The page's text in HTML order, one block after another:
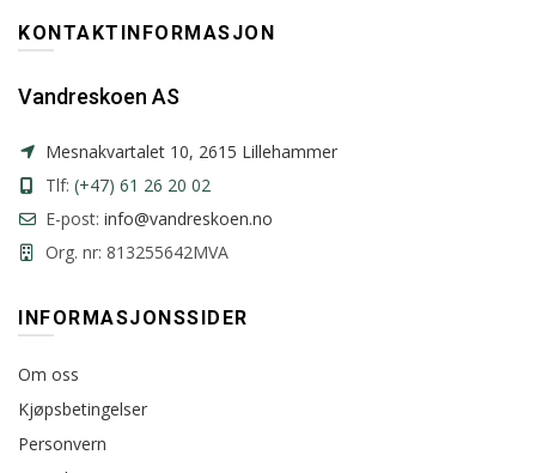
KONTAKTINFORMASJON
Vandreskoen AS
Mesnakvartalet 10, 2615 Lillehammer
Tlf: (+47) 61 26 20 02
E-post: info@vandreskoen.no
Org. nr: 813255642MVA
INFORMASJONSSIDER
Om oss
Kjøpsbetingelser
Personvern